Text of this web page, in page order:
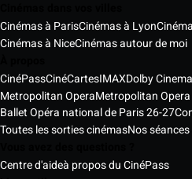
Cinémas à ParisCinémas à Lyon
Cinémas à NiceCinémas autour de moi
CinéPassCinéCartesIMAXDolby Cinema
Metropolitan OperaMetropolitan
Ballet Opéra national de Paris 26-27
Toutes les sorties cinémasNos
Centre d'aideà propos du CinéPass